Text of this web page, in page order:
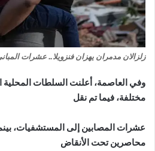
زلزالان مدمران يهزان فنزويلا.. عشرات
وفي العاصمة، أعلنت السلطات المحلية
مختلفة، فيما تم نقل
عشرات المصابين إلى المستشفيات،
محاصرين تحت الأنقاض